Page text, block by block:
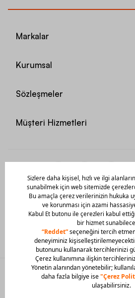
Markalar
Kurumsal
Sözleşmeler
Müşteri Hizmetleri
Mobil Uygulamamızı